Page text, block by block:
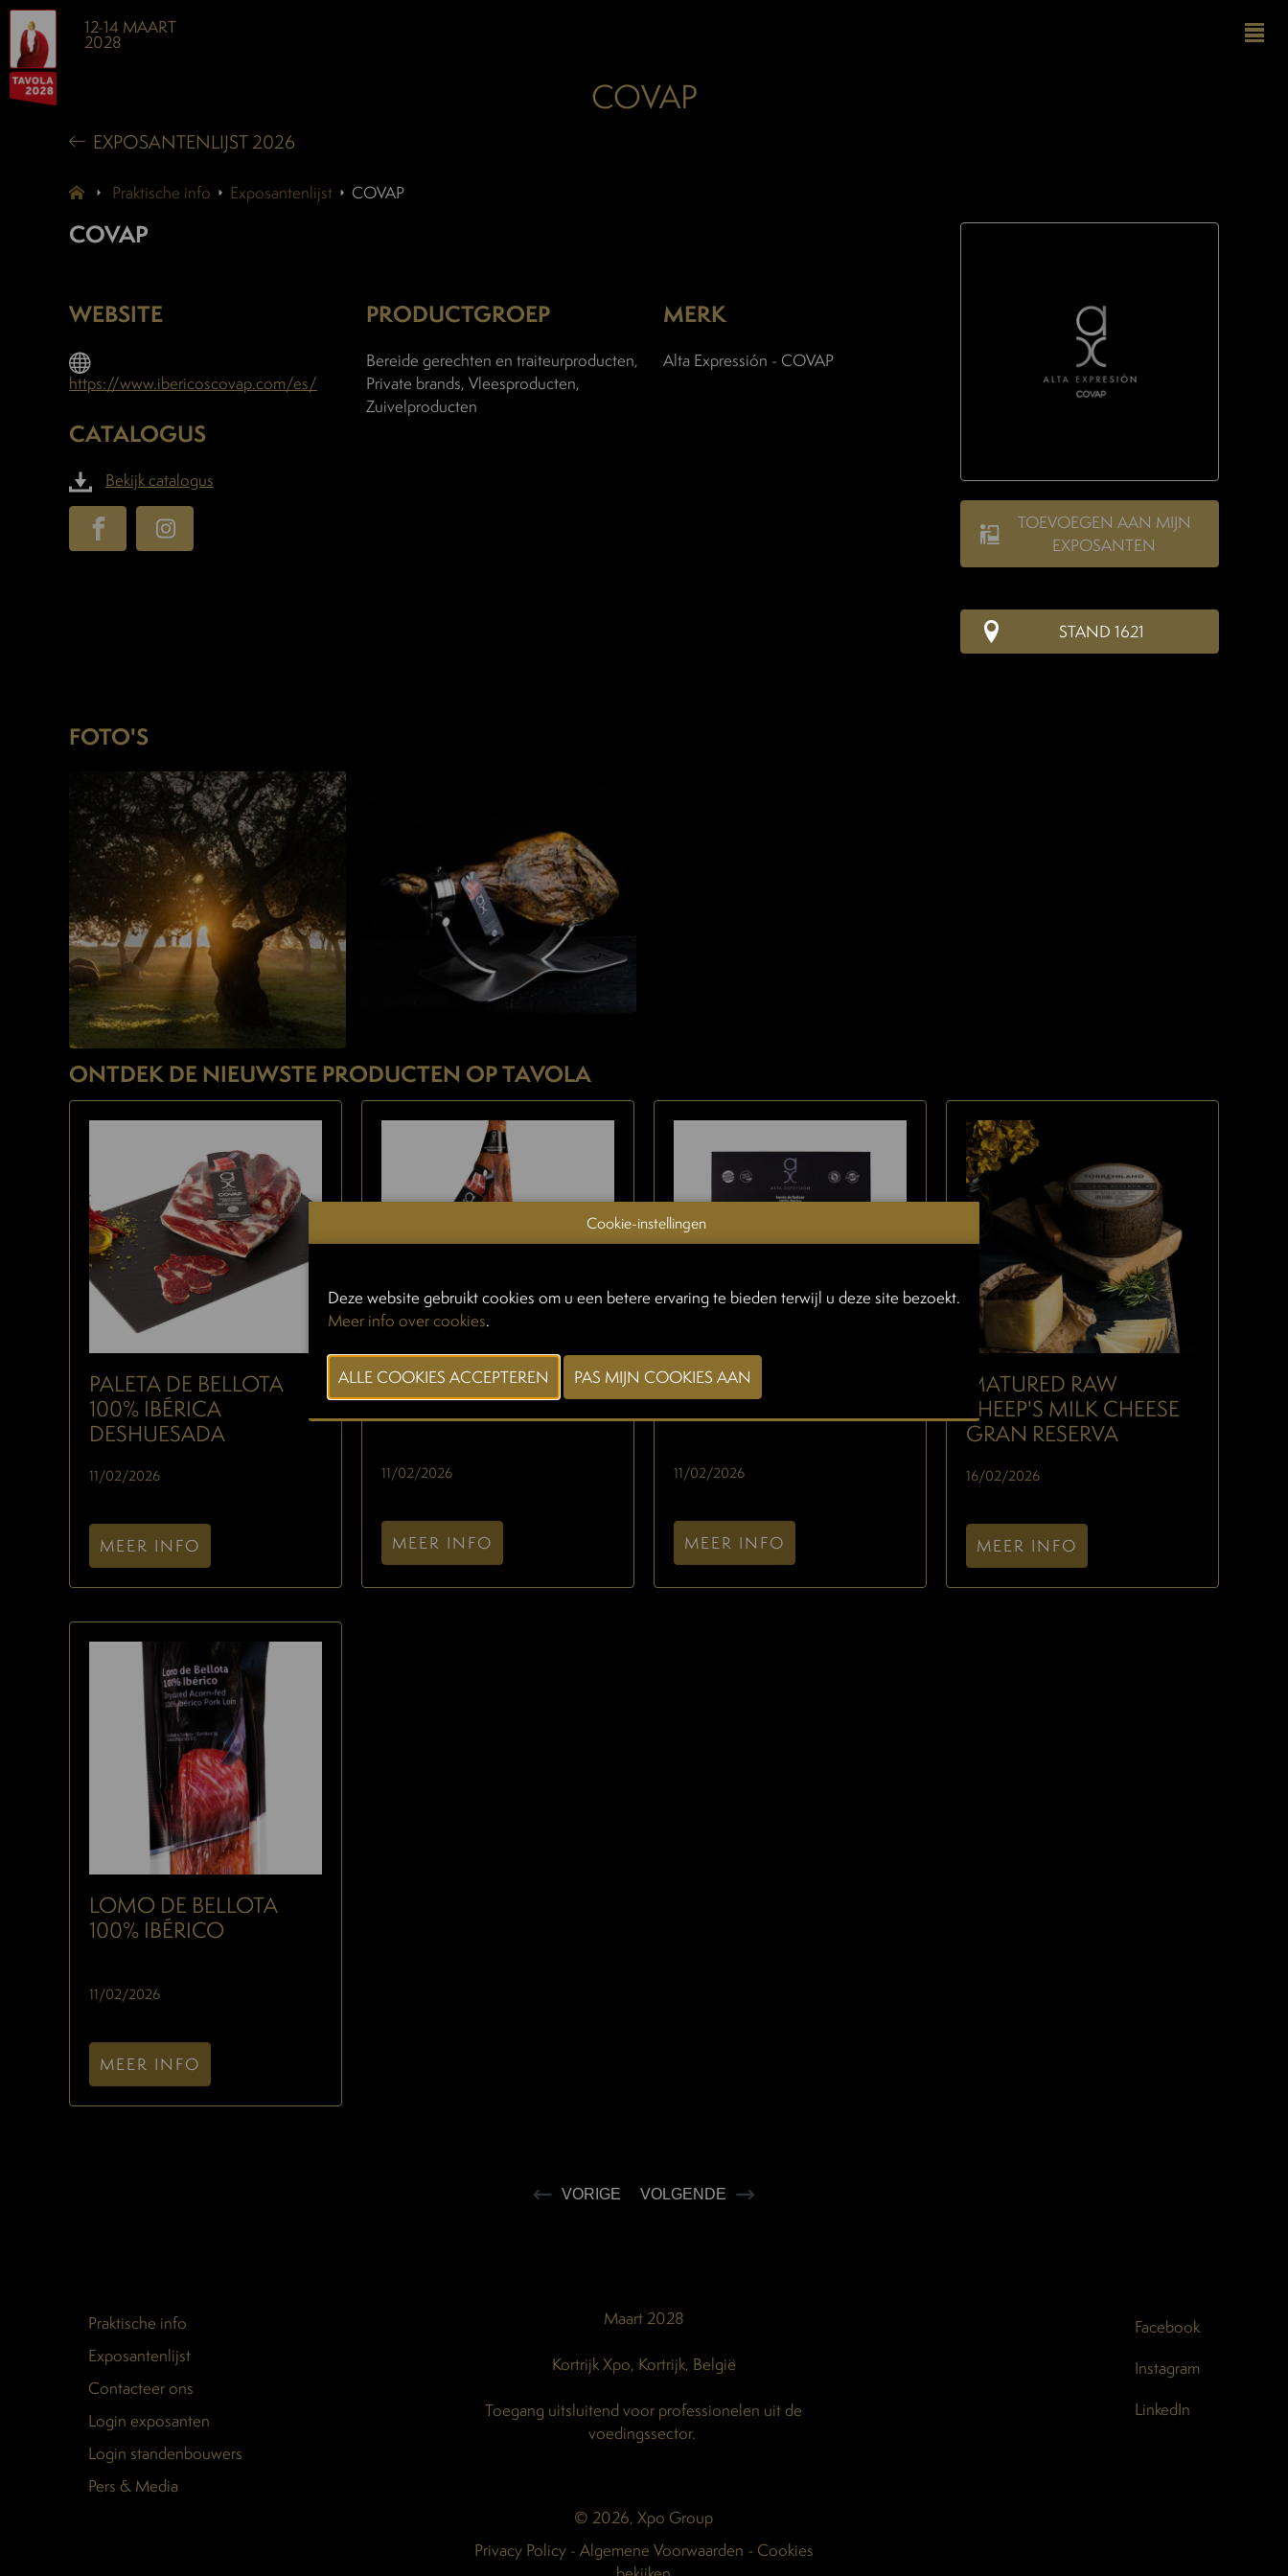
12-14 MAART
2028
COVAP
EXPOSANTENLIJST 2026
Praktische info Exposantenlijst COVAP
COVAP
TOEVOEGEN AAN MIJN
EXPOSANTEN
STAND 1621
WEBSITE
https://www.ibericoscovap.com/es/
CATALOGUS
Bekijk catalogus
PRODUCTGROEP
Bereide gerechten en traiteurproducten,
Private brands, Vleesproducten,
Zuivelproducten
MERK
Alta Expressión - COVAP
FOTO'S
ONTDEK DE NIEUWSTE PRODUCTEN OP TAVOLA
PALETA DE BELLOTA
100% IBÉRICA
DESHUESADA
11/02/2026
MEER INFO
JAMÓN DE BELLOTA
100% IBÉRICO
11/02/2026
MEER INFO
JAMÓN DE BELLOTA
100% IBÉRICO 50 G
11/02/2026
MEER INFO
MATURED RAW
SHEEP'S MILK CHEESE
GRAN RESERVA
16/02/2026
MEER INFO
LOMO DE BELLOTA
100% IBÉRICO
11/02/2026
MEER INFO
VORIGE VOLGENDE
Praktische info
Exposantenlijst
Contacteer ons
Login exposanten
Login standenbouwers
Pers & Media
Maart 2028
Kortrijk Xpo, Kortrijk, België
Toegang uitsluitend voor professionelen uit de
voedingssector.
Facebook
Instagram
LinkedIn
© 2026, Xpo Group
Privacy Policy- Algemene Voorwaarden - Cookies
Cookie-instellingen
Deze website gebruikt cookies om u een betere ervaring te bieden terwijl u deze site bezoekt.
Meer info over cookies.